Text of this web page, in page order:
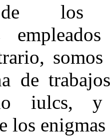
los
somos
de
iulcs, y
los